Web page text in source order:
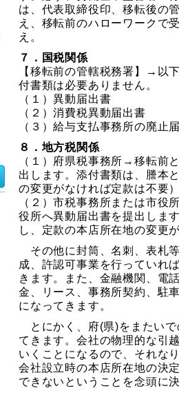
は、代表取締役印、移転後の
え、移転前のハローワークで
え。
７．国税関係
【移転前の管轄税務署】→以
付書類は必要ありません。
（１）異動届出書
（２）消費税異動届出書
（３）給与支払事務所の廃止
８．地方税関係
（１）府県税事務所→移転前
出します。添付書類は、謄本
の変更がなければ定款は不要
（２）市税事務所または市
役所へ異動届出書を提出しま
し、定款の本店所在地の変更
その他に封筒、名刺、表札
成、許認可事業を行っていれ
きます。また、金融機関、電
金、リース、事務所契約、駐
になってきます。
とにかく、府(県)をまたいで
てきます。会社の物理的な引
いくことになるので、それな
会社設立時の本店所在地の決
できないということを念頭に